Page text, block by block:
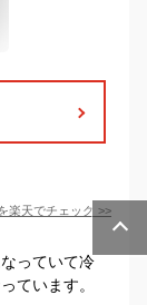
楽天でチェック >>
っていて冷
ています。